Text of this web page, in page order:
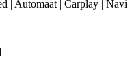
| Automaat | Carplay | Navi |